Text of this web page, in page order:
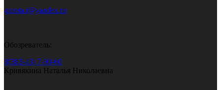
gazeta.i@yandex.ru
Обозреватель:
8(383-43) 7-90-60
Кривякина Наталья Николаевна